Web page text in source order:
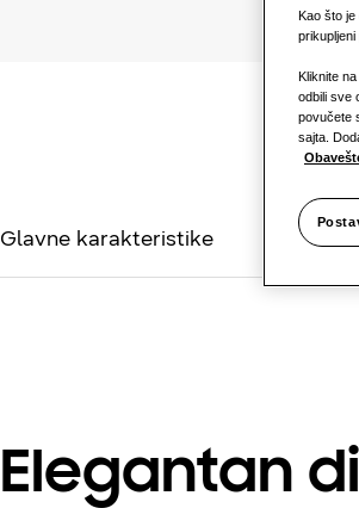
Glavne karakteristike
Elegantan
Kao što je
Kliknite
odbili sve
povučete
sajta.